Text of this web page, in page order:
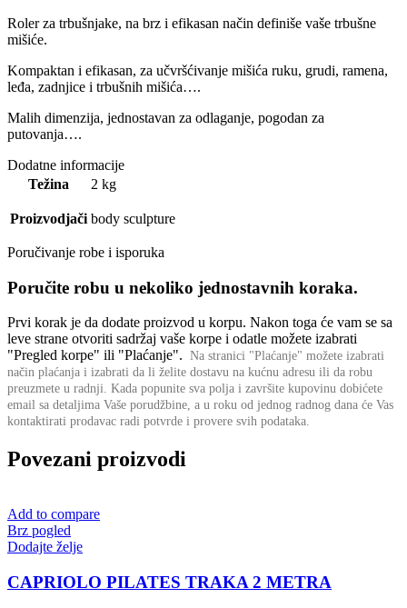
Roler za trbušnjake, na brz i efikasan način definiše vaše trbušne
mišiće.
Kompaktan i efikasan, za učvršćivanje mišića ruku, grudi, ramena,
leđa, zadnjice i trbušnih mišića….
Malih dimenzija, jednostavan za odlaganje, pogodan za
putovanja….
Dodatne informacije
Težina
2 kg
Proizvodjači body sculpture
Poručivanje robe i isporuka
Poručite robu u nekoliko jednostavnih koraka.
Prvi korak je da dodate proizvod u korpu. Nakon toga će vam se sa
leve strane otvoriti sadržaj vaše korpe i odatle možete izabrati
"Pregled korpe" ili "Plaćanje". Na stranici "Plaćanje" možete izabrati
način plaćanja i izabrati da li želite dostavu na kućnu adresu ili da robu
preuzmete u radnji. Kada popunite sva polja i završite kupovinu dobićete
email sa detaljima Vaše porudžbine, a u roku od jednog radnog dana će Vas
kontaktirati prodavac radi potvrde i provere svih podataka.
Povezani proizvodi
Add to compare
Brz pogled
Dodajte želje
CAPRIOLO PILATES TRAKA 2 METRA